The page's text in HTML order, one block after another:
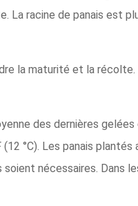
La racine de panais est
la maturité et la
des dernières
°C). Les panais
nécessaires. Dans